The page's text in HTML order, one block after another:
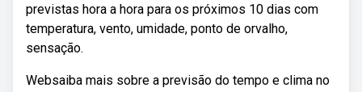
previstas hora a hora para os próximos 10 dias com
temperatura, vento, umidade, ponto de orvalho,
sensação.
Websaiba mais sobre a previsão do tempo e clima no